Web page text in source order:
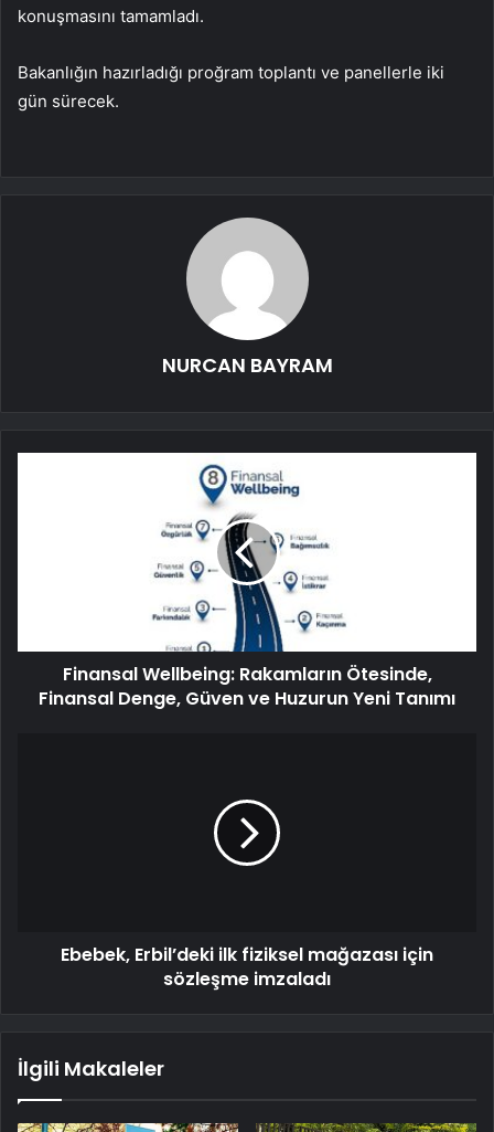
konuşmasını tamamladı.
Bakanlığın hazırladığı proğram toplantı ve panellerle iki
gün sürecek.
NURCAN BAYRAM
Finansal Wellbeing: Rakamların Ötesinde,
Finansal Denge, Güven ve Huzurun Yeni Tanımı
Ebebek, Erbil’deki ilk fiziksel mağazası için
sözleşme imzaladı
İlgili Makaleler